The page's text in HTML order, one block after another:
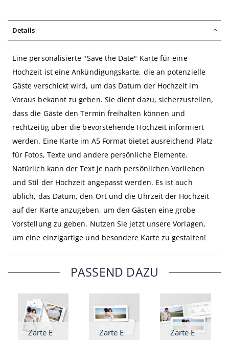
Details
Eine personalisierte "Save the Date" Karte für eine
Hochzeit ist eine Ankündigungskarte, die an potenzielle
Gäste verschickt wird, um das Datum der Hochzeit im
Voraus bekannt zu geben. Sie dient dazu, sicherzustellen,
dass die Gäste den Termin freihalten können und
rechtzeitig über die bevorstehende Hochzeit informiert
werden. Eine Karte im A5 Format bietet ausreichend Platz
für Fotos, Texte und andere persönliche Elemente.
Natürlich kann der Text je nach persönlichen Vorlieben
und Stil der Hochzeit angepasst werden. Es ist auch
üblich, das Datum, den Ort und die Uhrzeit der Hochzeit
auf der Karte anzugeben, um den Gästen eine grobe
Vorstellung zu geben. Nutzen Sie jetzt unsere Vorlagen,
um eine einzigartige und besondere Karte zu gestalten!
PASSEND DAZU
Zarte Eleganz - Hochzeitseinladung DIN lang Fächer Zarte Eleganz - Hochzeitseinladung DIN lang Klappkarte